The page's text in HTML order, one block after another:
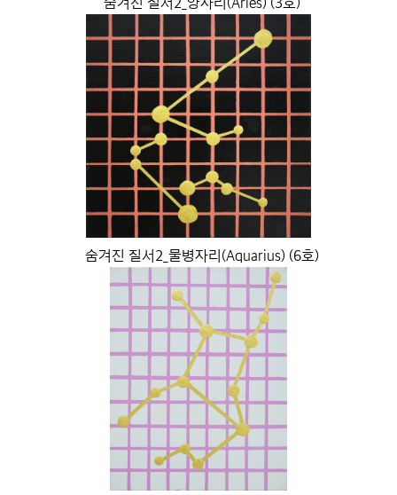
숨겨진 질서2_물병자리(Aquarius) (6호)